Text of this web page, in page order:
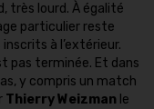
très lourd. À égalité
particulier reste
à l’extérieur.
pas terminée. Et dans
y compris un match
Thierry Weizman le